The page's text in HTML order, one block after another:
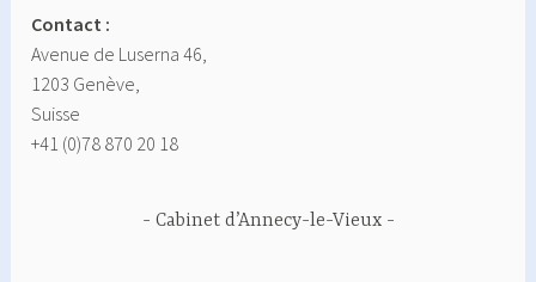
Contact :
Avenue de Luserna 46,
1203 Genève,
Suisse
+41 (0)78 870 20 18
Cabinet d’Annecy-le-Vieux